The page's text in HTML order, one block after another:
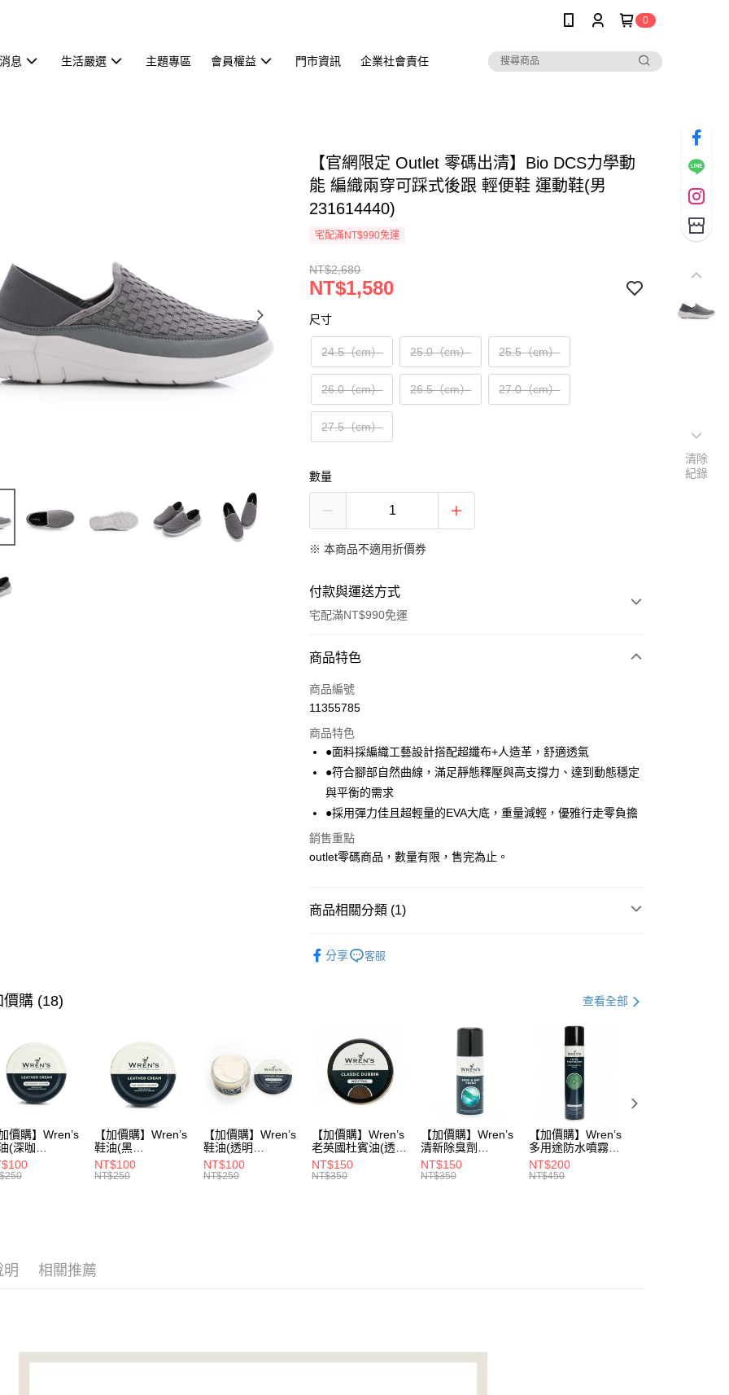
0
息 生活嚴選 主題專區 會員權益 門市資訊 企業社會責任
【官網限定 Outlet 零碼出清】Bio DCS力學動
能 編織兩穿可踩式後跟 輕便鞋 運動鞋(男
231614440)
宅配滿NT$990免運
NT$2,680
NT$1,580
尺寸
24.5（cm） 25.0（cm） 25.5（cm）
26.0（cm） 26.5（cm） 27.0（cm）
27.5（cm）
數量
※ 本商品不適用折價券
付款與運送方式
宅配滿NT$990免運
付款方式
信用卡一次付款
Apple Pay
悠遊付
Google Pay
全盈+PAY
運送方式
宅配
每筆NT$80，滿NT$699(含以上)免運費
商品特色
商品編號
11355785
商品特色
●面料採編織工藝設計搭配超纖布+人造革，舒適透氣
●符合腳部自然曲線，滿足靜態釋壓與高支撐力、達到動態穩定
與平衡的需求
●採用彈力佳且超輕量的EVA大底，重量減輕，優雅行走零負擔
銷售重點
outlet零碼商品，數量有限，售完為止。
商品相關分類 (1)
分享
客服
價購 (18) 查看全部
價購】Wren’s
(深咖
【加價購】Wren’s
鞋油(黑
289105130)
NT$100
NT$250
【加價購】Wren’s
鞋油(透明
289105140)
NT$100
NT$250
【加價購】Wren’s
老英國杜賓油(透明
289105440)
NT$150
NT$350
【加價購】Wren’s
清新除臭劑
(289105540)
NT$150
NT$350
【加價購】Wren’s
多用途防水噴霧
(289105640)
NT$200
NT$450
明 相關推薦
清除
紀錄